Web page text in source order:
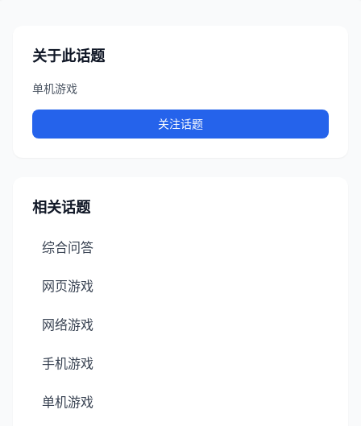
关于此话题
单机游戏
关注话题
相关话题
综合问答
网页游戏
网络游戏
手机游戏
单机游戏